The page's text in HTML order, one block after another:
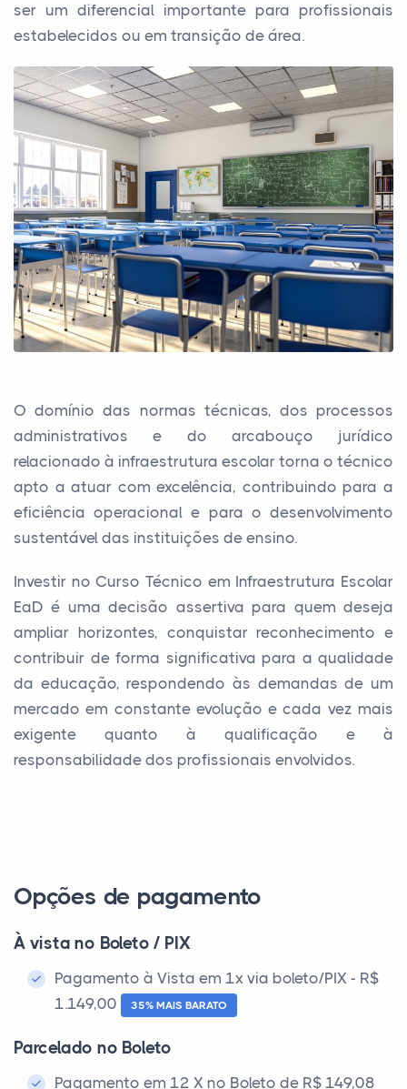
ser um diferencial importante para profissionais
estabelecidos ou em transição de área.
O domínio das normas técnicas, dos processos
administrativos e do arcabouço jurídico
relacionado à infraestrutura escolar torna o técnico
apto a atuar com excelência, contribuindo para a
eficiência operacional e para o desenvolvimento
sustentável das instituições de ensino.
Investir no Curso Técnico em Infraestrutura Escolar
EaD é uma decisão assertiva para quem deseja
ampliar horizontes, conquistar reconhecimento e
contribuir de forma significativa para a qualidade
da educação, respondendo às demandas de um
mercado em constante evolução e cada vez mais
exigente quanto à qualificação e à
responsabilidade dos profissionais envolvidos.
Opções de pagamento
À vista no Boleto / PIX
Pagamento à Vista em 1x via boleto/PIX - R$
1.149,00
35% MAIS BARATO
Parcelado no Boleto
Pagamento em 12 X no Boleto de R$ 149,08